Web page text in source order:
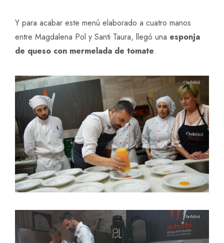
Y para acabar este menú elaborado a cuatro manos
entre Magdalena Pol y Santi Taura, llegó una esponja
de queso con mermelada de tomate.